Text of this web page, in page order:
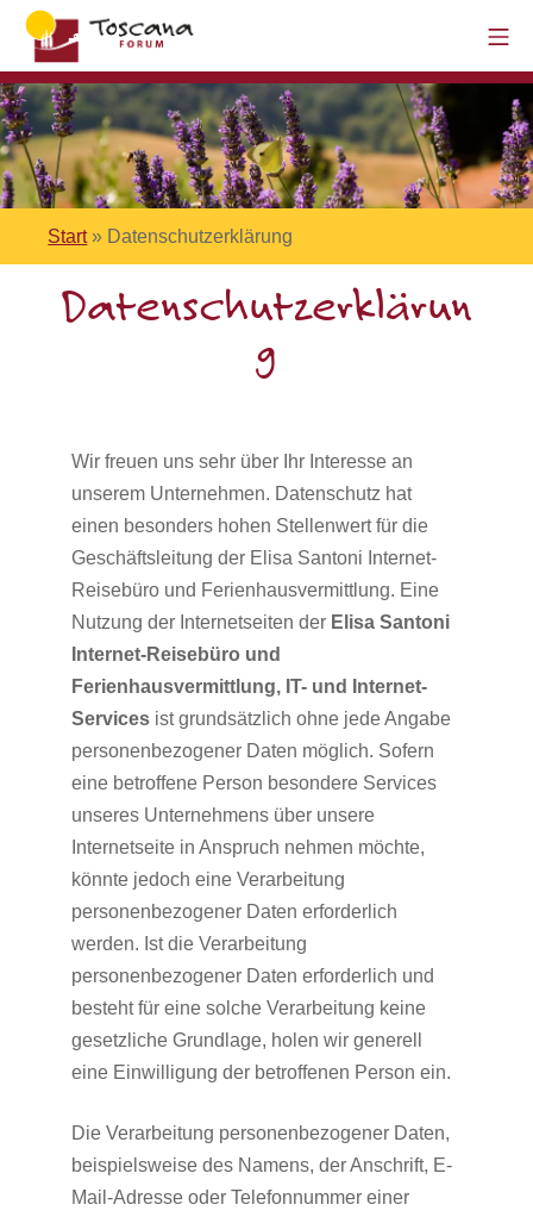
Start» Datenschutzerklärung
Datenschutzerklärun
g
Wir freuen uns sehr über Ihr Interesse an
unserem Unternehmen. Datenschutz hat
einen besonders hohen Stellenwert für die
Geschäftsleitung der Elisa Santoni Internet-
Reisebüro und Ferienhausvermittlung. Eine
Nutzung der Internetseiten der Elisa Santoni
Internet-Reisebüro und
Ferienhausvermittlung, IT- und Internet-
Servicesist grundsätzlich ohne jede Angabe
personenbezogener Daten möglich. Sofern
eine betroffene Person besondere Services
unseres Unternehmens über unsere
Internetseite in Anspruch nehmen möchte,
könnte jedoch eine Verarbeitung
personenbezogener Daten erforderlich
werden. Ist die Verarbeitung
personenbezogener Daten erforderlich und
besteht für eine solche Verarbeitung keine
gesetzliche Grundlage, holen wir generell
eine Einwilligung der betroffenen Person ein.
Die Verarbeitung personenbezogener Daten,
beispielsweise des Namens, der Anschrift, E-
Mail-Adresse oder Telefonnummer einer